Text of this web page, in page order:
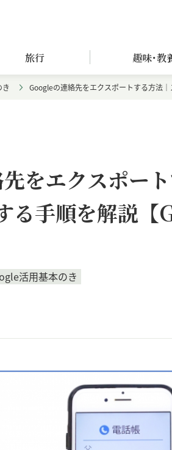
旅行 趣味･教
き Googleの連絡先をエクスポートする方法
をエクスポー
る手順を解説【
活用基本のき